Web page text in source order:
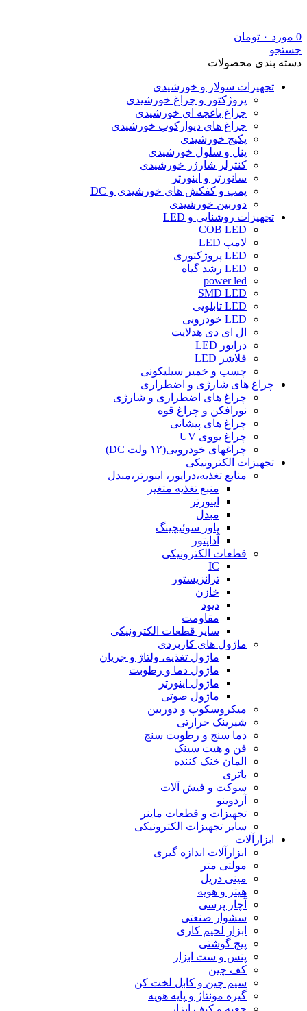
0 مورد ۰ تومان
جستجو
دسته بندی محصولات
تجهیزات سولار و خورشیدی
پروژکتور و چراغ خورشیدی
چراغ باغچه ای خورشیدی
چراغ های دیوارکوب خورشیدی
پکیج خورشیدی
پنل و سلول خورشیدی
کنترلر شارژر خورشیدی
سانورتر و اینورتر
پمپ و کفکش های خورشیدی و DC
دوربین خورشیدی
تجهیزات روشنایی و LED
COB LED
لامپ LED
LED پروژکتوری
LED رشد گیاه
power led
SMD LED
LED تابلویی
LED خودرویی
ال ای دی هدلایت
درایور LED
فلاشر LED
چسب و خمیر سیلیکونی
چراغ های شارژی و اضطراری
چراغ های اضطراری و شارژی
نورافکن و چراغ قوه
چراغ های پیشانی
چراغ یووی UV
چراغهای خودرویی(۱۲ ولت DC)
تجهیزات الکترونیکی
منابع تغذیه،درایور، اینورتر،مبدل
منبع تغذیه متغیر
اینورتر
مبدل
پاور سوئیچینگ
آداپتور
قطعات الکترونیکی
IC
ترانزیستور
خازن
دیود
مقاومت
سایر قطعات الکترونیکی
ماژول های کاربردی
ماژول تغذیه، ولتاژ و جریان
ماژول دما و رطوبت
ماژول اینورتر
ماژول صوتی
میکروسکوپ و دوربین
شیرینک حرارتی
دما سنج و رطوبت سنج
فن و هیت سینک
المان خنک کننده
باتری
سوکت و فیش آلات
آردوینو
تجهیزات و قطعات ماینر
سایر تجهیزات الکترونیکی
ابزارآلات
ابزارآلات اندازه گیری
مولتی متر
مینی دریل
هیتر و هویه
آچار پرسی
سشوار صنعتی
ابزار لحیم کاری
پیچ گوشتی
پنس و ست ابزار
کف چین
سیم چین و کابل لخت کن
گیره مونتاژ و پایه هویه
جعبه و کیف ابزار